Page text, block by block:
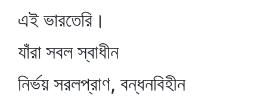
এই ভারতেরি।
যাঁরা সবল স্বাধীন
নির্ভয় সরলপ্রাণ, বন্ধনবিহীন